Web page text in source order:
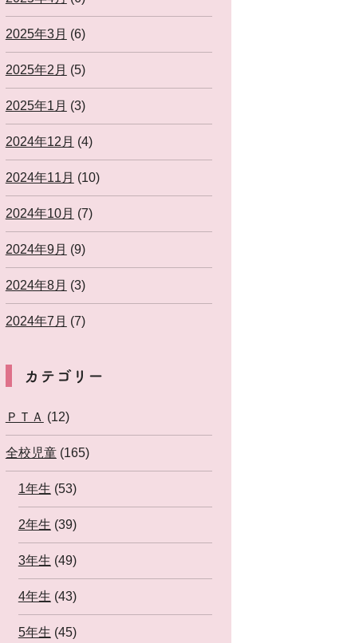
2025年3月 (6)
2025年2月 (5)
2025年1月 (3)
2024年12月 (4)
2024年11月 (10)
2024年10月 (7)
2024年9月 (9)
2024年8月 (3)
2024年7月 (7)
カテゴリー
ＰＴＡ (12)
全校児童(165)
1年生 (53)
2年生 (39)
3年生 (49)
4年生 (43)
5年生 (45)